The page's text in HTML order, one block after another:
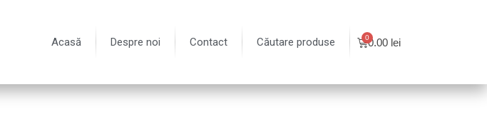
Acasă Despre noi Contact Căutare produse 0.00 lei